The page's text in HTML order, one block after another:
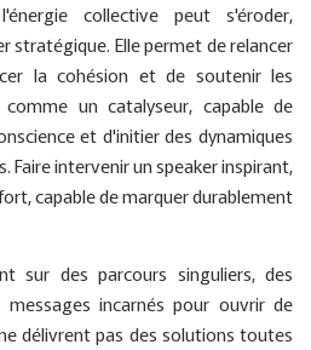
collective peut s'éroder,
stratégique. Elle permet de relancer
la cohésion et de soutenir les
un catalyseur, capable de
et d'initier des dynamiques
Faire intervenir un speaker inspirant,
capable de marquer durablement
sur des parcours singuliers, des
incarnés pour ouvrir de
délivrent pas des solutions toutes